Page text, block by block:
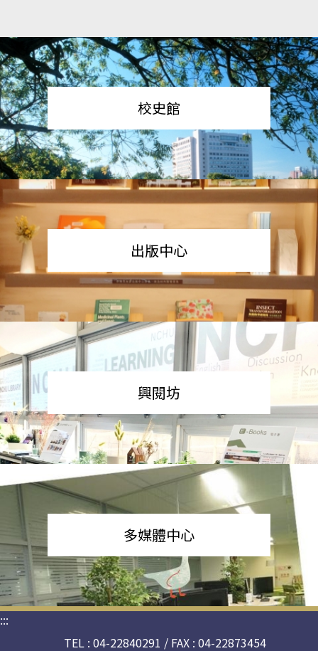
校史館
出版中心
興閱坊
多媒體中心
:::
TEL : 04-22840291 / FAX : 04-22873454